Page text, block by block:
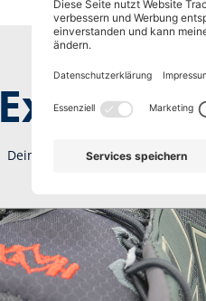
Extra
Dein Schuh gibt die Energie